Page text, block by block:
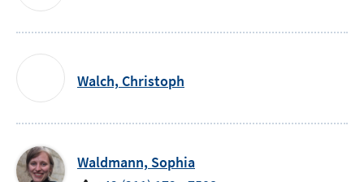
Walch, Christoph
Waldmann, Sophia